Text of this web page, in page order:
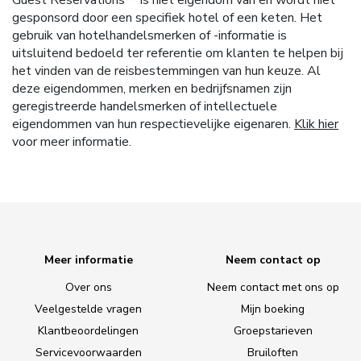
gesponsord door een specifiek hotel of een keten. Het
gebruik van hotelhandelsmerken of -informatie is
uitsluitend bedoeld ter referentie om klanten te helpen bij
het vinden van de reisbestemmingen van hun keuze. Al
deze eigendommen, merken en bedrijfsnamen zijn
geregistreerde handelsmerken of intellectuele
eigendommen van hun respectievelijke eigenaren. Klik hier
voor meer informatie.
Meer informatie
Over ons
Veelgestelde vragen
Klantbeoordelingen
Servicevoorwaarden
Neem contact op
Neem contact met ons op
Mijn boeking
Groepstarieven
Bruiloften